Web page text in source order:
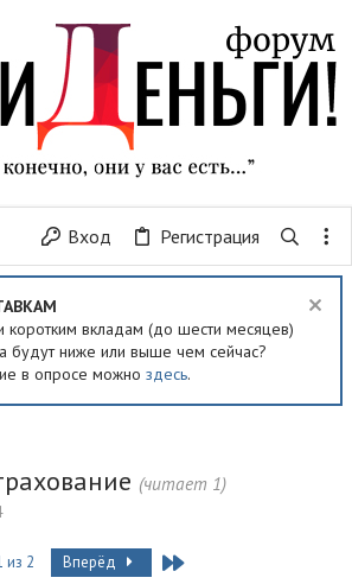
Вход Регистрация
коротким вкладам (до шести месяцев)
будут ниже или выше чем сейчас?
в опросе можно здесь.
(читает 1)
из 2 Вперёд Last